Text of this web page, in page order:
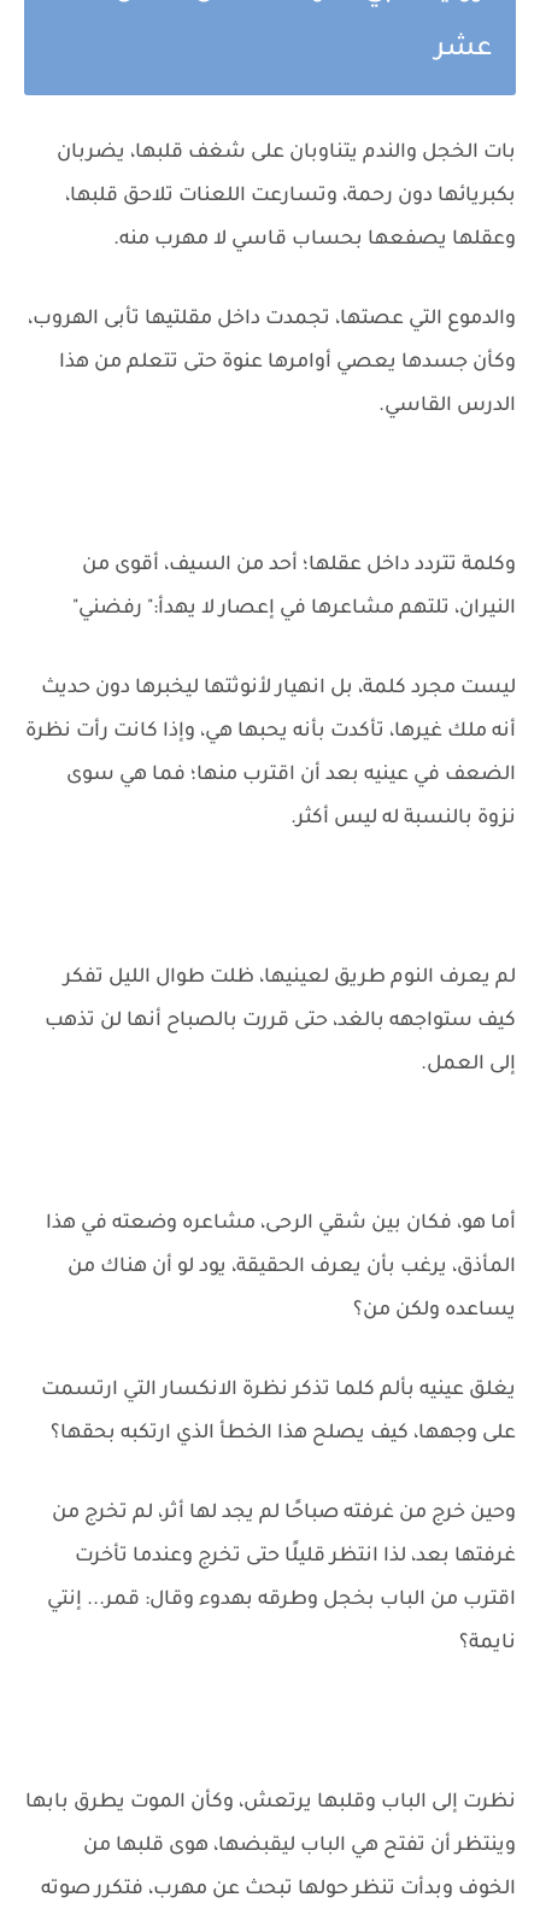
عشر
بات الخجل والندم يتناوبان على شغف قلبها، يضربان
بكبريائها دون رحمة، وتسارعت اللعنات تلاحق قلبها،
وعقلها يصفعها بحساب قاسي لا مهرب منه.
والدموع التي عصتها، تجمدت داخل مقلتيها تأبى الهروب،
وكأن جسدها يعصي أوامرها عنوة حتى تتعلم من هذا
الدرس القاسي.
وكلمة تتردد داخل عقلها؛ أحد من السيف، أقوى من
النيران، تلتهم مشاعرها في إعصار لا يهدأ:" رفضني"
ليست مجرد كلمة، بل انهيار لأنوثتها ليخبرها دون حديث
أنه ملك غيرها، تأكدت بأنه يحبها هي، وإذا كانت رأت نظرة
الضعف في عينيه بعد أن اقترب منها؛ فما هي سوى
نزوة بالنسبة له ليس أكثر.
لم يعرف النوم طريق لعينيها، ظلت طوال الليل تفكر
كيف ستواجهه بالغد، حتى قررت بالصباح أنها لن تذهب
إلى العمل.
أما هو، فكان بين شقي الرحى، مشاعره وضعته في هذا
المأذق، يرغب بأن يعرف الحقيقة، يود لو أن هناك من
يساعده ولكن من؟
يغلق عينيه بألم كلما تذكر نظرة الانكسار التي ارتسمت
على وجهها، كيف يصلح هذا الخطأ الذي ارتكبه بحقها؟
وحين خرج من غرفته صباحًا لم يجد لها أثر، لم تخرج من
غرفتها بعد، لذا انتظر قليلًا حتى تخرج وعندما تأخرت
اقترب من الباب بخجل وطرقه بهدوء وقال: قمر... إنتي
نايمة؟
نظرت إلى الباب وقلبها يرتعش، وكأن الموت يطرق بابها
وينتظر أن تفتح هي الباب ليقبضها، هوى قلبها من
الخوف وبدأت تنظر حولها تبحث عن مهرب، فتكرر صوته